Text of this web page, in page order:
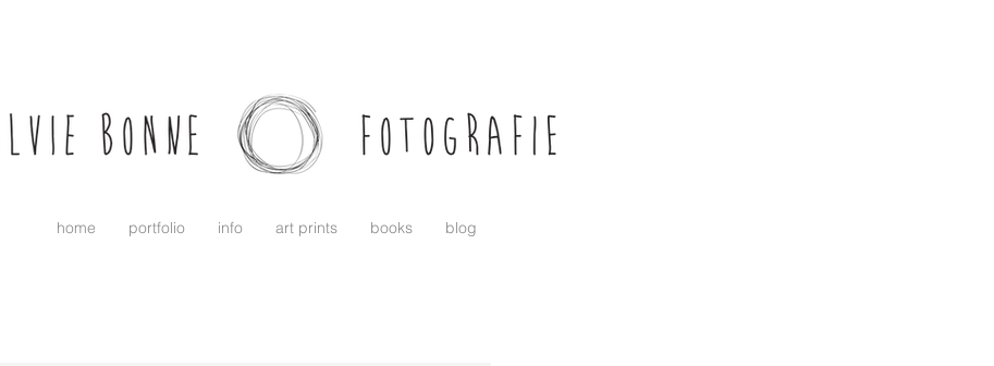
home portfolio info art prints books blog